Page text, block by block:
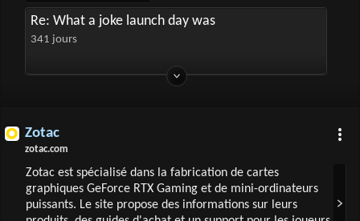
Re: What a joke launch day was
341 jours
Zotac
zotac.com
Zotac est spécialisé dans la fabrication de cartes
graphiques GeForce RTX Gaming et de mini-ordinateurs
puissants. Le site propose des informations sur leurs